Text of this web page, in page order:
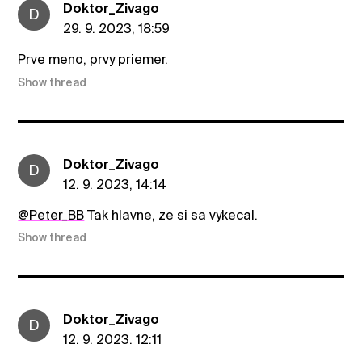
D
Doktor_Zivago
29. 9. 2023, 18:59
Prve meno, prvy priemer.
Show thread
D
Doktor_Zivago
12. 9. 2023, 14:14
@Peter_BB Tak hlavne, ze si sa vykecal.
Show thread
D
Doktor_Zivago
12. 9. 2023, 12:11